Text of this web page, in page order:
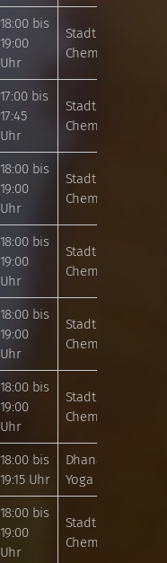
18:00 bis
19:00
Uhr
Stadthallenpark
Chemnitz
17:00 bis
17:45
Uhr
Stadthallenpark
Chemnitz
18:00 bis
19:00
Uhr
Stadthallenpark
Chemnitz
18:00 bis
19:00
Uhr
Stadthallenpark
Chemnitz
18:00 bis
19:00
Uhr
Stadthallenpark
Chemnitz
18:00 bis
19:00
Uhr
Stadthallenpark
Chemnitz
18:00 bis
19:15 Uhr
Dhananjaya
Yoga Chemnitz
18:00 bis
19:00
Uhr
Stadthallenpark
Chemnitz